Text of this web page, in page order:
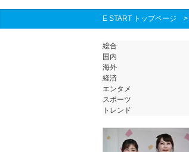
E START トップページ >
総合
国内
海外
経済
エンタメ
スポーツ
トレンド